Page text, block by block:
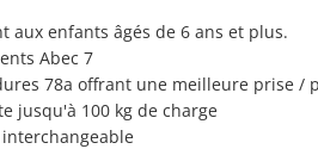
aux enfants âgés de 6 ans et plus.
Abec 7
78a offrant une meilleure prise /
jusqu'à 100 kg de charge
interchangeable